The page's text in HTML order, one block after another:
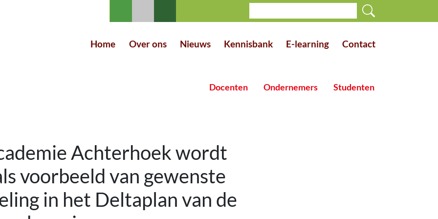
Home Over ons Nieuws Kennisbank E-learning Contact
Docenten Ondernemers Studenten
Achterhoek wordt
voorbeeld van gewenste
in het Deltaplan van de